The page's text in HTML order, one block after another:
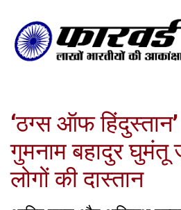
‘ठग्स ऑफ
गुमनाम बहादुर घुमंतू
लोगों की दास्तान